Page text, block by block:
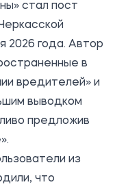
стал пост
2026 года. Автор
в
вредителей» и
выводком
предложив
из
что